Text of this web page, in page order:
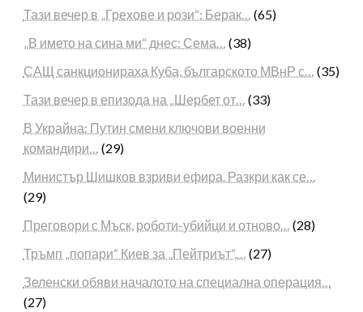
Тази вечер в „Грехове и рози“: Берак… (65)
„В името на сина ми“ днес: Сема… (38)
САЩ санкционираха Куба, българското МВнР с… (35)
Тази вечер в епизода на „Шербет от… (33)
В Украйна: Путин смени ключови военни
командири… (29)
Министър Шишков взриви ефира. Разкри как се…
(29)
Преговори с Мъск, роботи-убийци и отново… (28)
Тръмп „попари“ Киев за „Пейтриът“,… (27)
Зеленски обяви началото на специална операция…
(27)